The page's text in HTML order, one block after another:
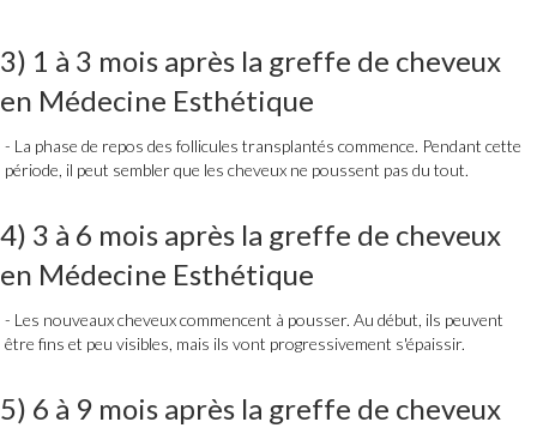
3) 1 à 3 mois après la greffe de cheveux
en Médecine Esthétique
La phase de repos des follicules transplantés commence. Pendant cette
période, il peut sembler que les cheveux ne poussent pas du tout.
4) 3 à 6 mois après la greffe de cheveux
en Médecine Esthétique
Les nouveaux cheveux commencent à pousser. Au début, ils peuvent
être fins et peu visibles, mais ils vont progressivement s'épaissir.
5) 6 à 9 mois après la greffe de cheveux